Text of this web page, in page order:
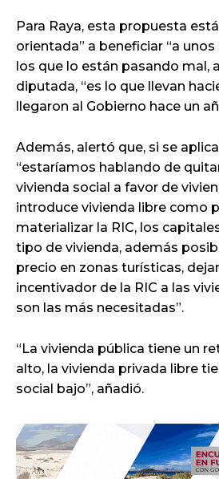
Para Raya, esta propuesta
orientada” a beneficiar “a
los que lo están pasando mal,
diputada, “es lo que llevan
llegaron al Gobierno hace un
Además, alertó que, si se
“estaríamos hablando de
vivienda social a favor de
introduce vivienda libre como
materializar la RIC, los
tipo de vivienda, además
precio en zonas turísticas,
incentivador de la RIC a las
son las más necesitadas”.
“La vivienda pública tiene un
alto, la vivienda privada libre
social bajo”, añadió.